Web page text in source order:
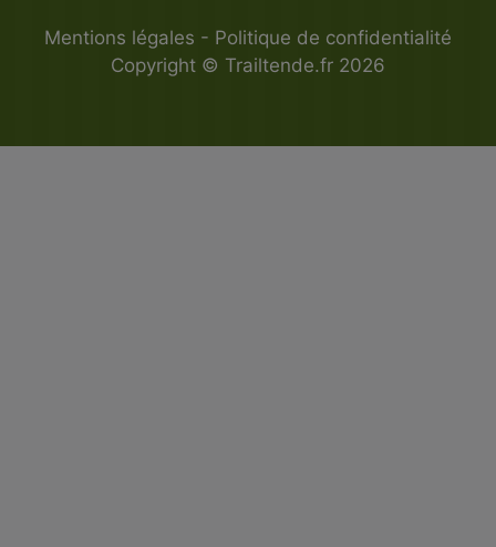
Copyright © Trailtende.fr 2026
Mentions légales - Politique de confidentialité